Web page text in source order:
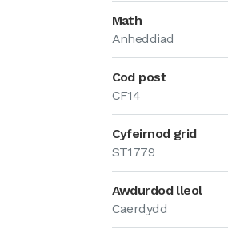
Math
Anheddiad
Cod post
CF14
Cyfeirnod grid
ST1779
Awdurdod lleol
Caerdydd